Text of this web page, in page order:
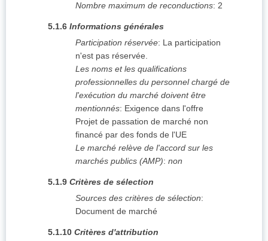
Nombre maximum de reconductions: 2
5.1.6 Informations générales
Participation réservée: La participation
n'est pas réservée.
Les noms et les qualifications
professionnelles du personnel chargé de
l'exécution du marché doivent être
mentionnés: Exigence dans l'offre
Projet de passation de marché non
financé par des fonds de l'UE
Le marché relève de l'accord sur les
marchés publics (AMP): non
5.1.9 Critères de sélection
Sources des critères de sélection:
Document de marché
5.1.10 Critères d'attribution